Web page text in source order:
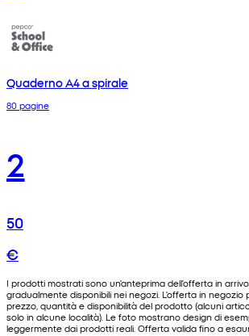
Quaderno A4 a spirale
80 pagine
2
50
€
I prodotti mostrati sono un'anteprima dell'offerta in
gradualmente disponibili nei negozi. L'offerta in negozio
prezzo, quantità e disponibilità del prodotto (alcuni
solo in alcune località). Le foto mostrano design di
leggermente dai prodotti reali. Offerta valida fino a